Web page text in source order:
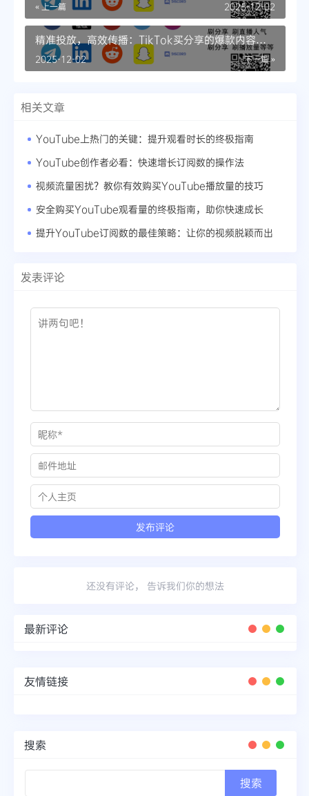
« 上一篇 2025-12-02
精准投放，高效传播：TikTok买分享的爆款内容攻
略
下一篇 »
2025-12-02
相关文章
YouTube上热门的关键：提升观看时长的终极指南
YouTube创作者必看：快速增长订阅数的操作法
视频流量困扰？教你有效购买YouTube播放量的技巧
安全购买YouTube观看量的终极指南，助你快速成长
提升YouTube订阅数的最佳策略：让你的视频脱颖而出
发表评论
还没有评论， 告诉我们你的想法
最新评论
友情链接
搜索